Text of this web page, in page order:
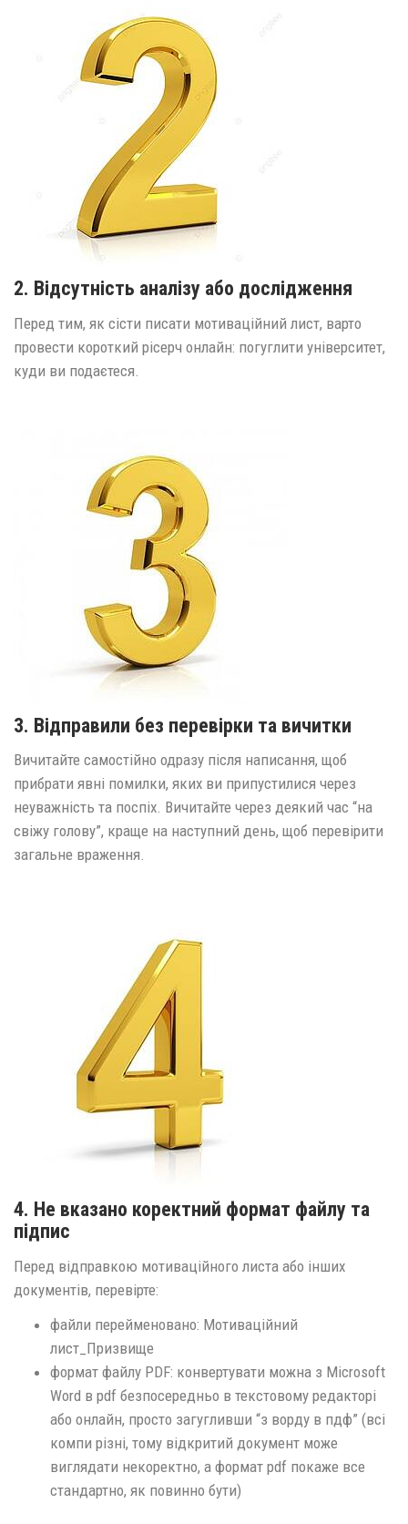
2. Відсутність аналізу або дослідження
Перед тим, як сісти писати мотиваційний лист, варто
провести короткий рісерч онлайн: погуглити університет,
куди ви подаєтеся.
3. Відправили без перевірки та вичитки
Вичитайте самостійно одразу після написання, щоб
прибрати явні помилки, яких ви припустилися через
неуважність та поспіх. Вичитайте через деякий час “на
свіжу голову”, краще на наступний день, щоб перевірити
загальне враження.
4. Не вказано коректний формат файлу та
підпис
Перед відправкою мотиваційного листа або інших
документів, перевірте:
файли перейменовано: Мотиваційний
лист_Призвище
формат файлу PDF: конвертувати можна з Microsoft
Word в pdf безпосередньо в текстовому редакторі
або онлайн, просто загугливши “з ворду в пдф” (всі
компи різні, тому відкритий документ може
виглядати некоректно, а формат pdf покаже все
стандартно, як повинно бути)